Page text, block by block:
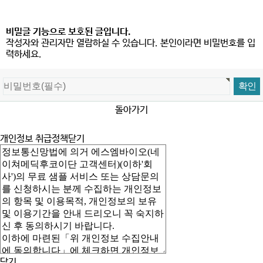
비밀글 기능으로 보호된 글입니다.
작성자와 관리자만 열람하실 수 있습니다. 본인이라면 비밀번호를 입
력하세요.
돌아가기
개인정보 취급정책닫기